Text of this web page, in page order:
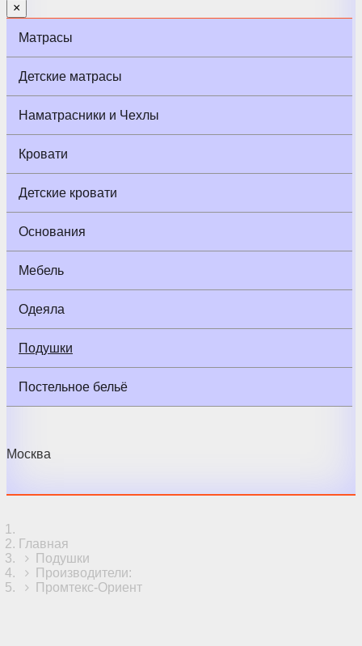
×
Матрасы
Детские матрасы
Наматрасники и Чехлы
Кровати
Детские кровати
Основания
Мебель
Одеяла
Подушки
Постельное бельё
Москва
Главная
Подушки
Производители:
Промтекс-Ориент